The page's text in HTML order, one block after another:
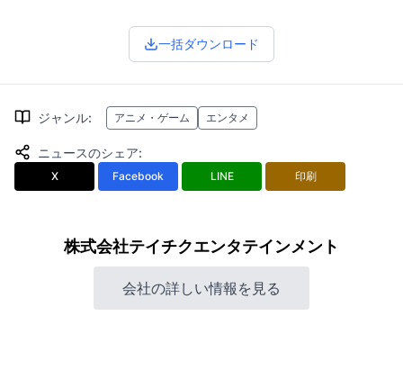
一括ダウンロード
ジャンル: アニメ・ゲーム エンタメ
ニュースのシェア:
X Facebook LINE 印刷
株式会社テイチクエンタテインメント
会社の詳しい情報を見る